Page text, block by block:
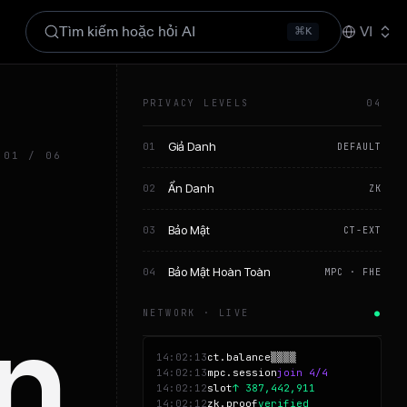
Tìm kiếm hoặc hỏi AI ⌘K VI
01 / 06
PRIVACY LEVELS 04
01 Giả Danh DEFAULT
02 Ẩn Danh ZK
03 Bảo Mật CT-EXT
04 Bảo Mật Hoàn Toàn MPC · FHE
NETWORK · LIVE ●
14:02:13ct.balance▒▒▒▒
14:02:13mpc.sessionjoin 4/4
14:02:12slot↑ 387,442,911
14:02:12zk.proofverified